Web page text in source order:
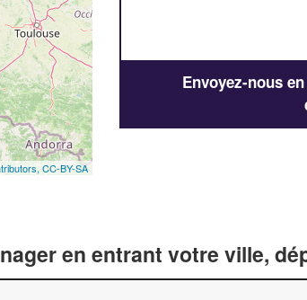
CC-BY-SA
Envoyez-nous
en entrant votre ville,